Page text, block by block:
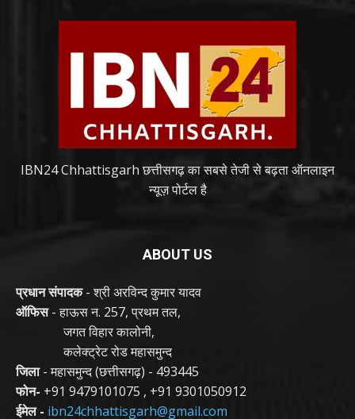
IBN24 Chhattisgarh छत्तीसगढ़ का सबसे तेजी से बढ़ता ऑनलाइन
न्यूज़ पोर्टल है
ABOUT US
प्रधान संपादक- श्री अरविन्द कुमार यादव
ऑफिस- हाऊस न. 257, प्रथम तल,
जगत विहार कालोनी,
कलेक्ट्रेट रोड महासमुन्द
जिला- महासमुन्द (छत्तीसगढ़) - 493445
फोन- +91 9479101075 , +91 9301050912
ईमेल - ibn24chhattisgarh@gmail.com